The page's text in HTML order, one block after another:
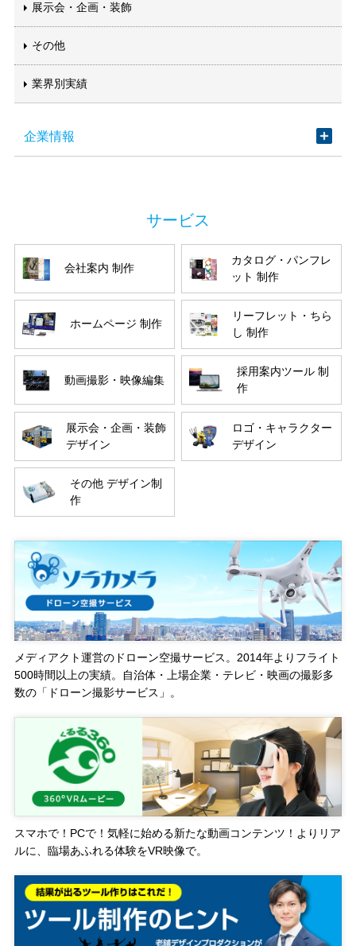
展示会・企画・装飾
その他
業界別実績
企業情報
会社案内 制作
カタログ・パンフレ
ット 制作
ホームページ 制作
リーフレット・ちら
し 制作
動画撮影・映像編集
採用案内ツール 制
作
展示会・企画・装飾
デザイン
ロゴ・キャラクター
デザイン
その他 デザイン制
作
メディアクト運営のドローン空撮サービス。2014年よりフライト
500時間以上の実績。自治体・上場企業・テレビ・映画の撮影多
数の「ドローン撮影サービス」。
スマホで！PCで！気軽に始める新たな動画コンテンツ！よりリア
ルに、臨場あふれる体験をVR映像で。